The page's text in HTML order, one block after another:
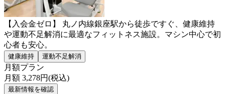
【入会金ゼロ】 丸ノ内線銀座駅から徒歩ですぐ、健康維持
や運動不足解消に最適なフィットネス施設。マシン中心で初
心者も安心。
健康維持 運動不足解消
月額プラン
月額 3,278円(税込)
最新情報を確認